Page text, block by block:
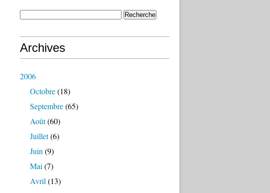
Archives
2006
Octobre(18)
Septembre(65)
Août(60)
Juillet(6)
Juin (9)
Mai (7)
Avril (13)